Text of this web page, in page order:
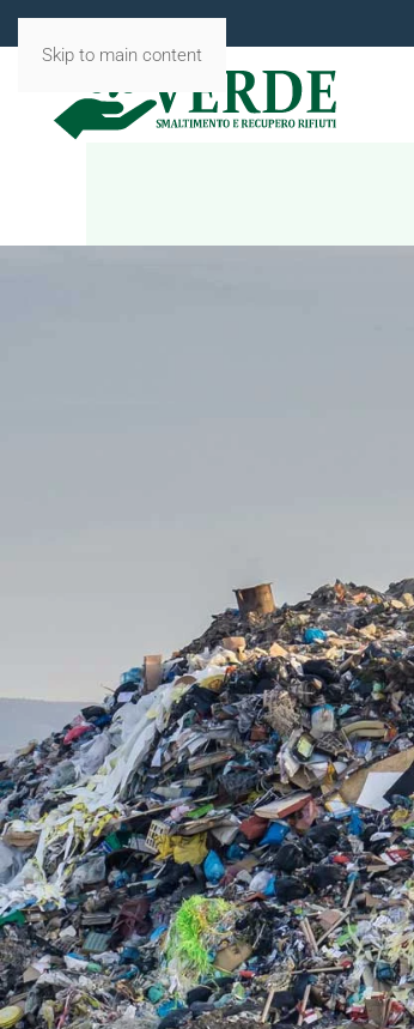
Skip to main content